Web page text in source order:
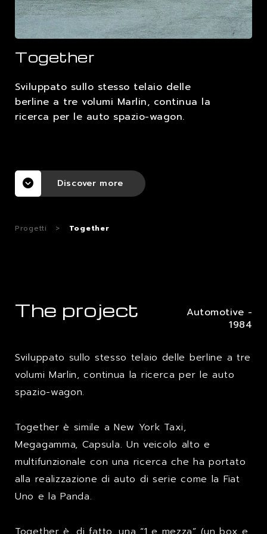
LAVORA CON NOI
CONTATTI
Together
Sviluppato sullo stesso telaio delle
berline a tre volumi Marlin, continua la
ricerca per le auto spazio-wagon.
Discover more
Progetti > Together
The project
Automotive -
1984
Sviluppato sullo stesso telaio delle berline a tre
volumi Marlin, continua la ricerca per le auto
spazio-wagon.
Together è simile a New York Taxi,
Megagamma, Capsula. Un veicolo alto e
multifunzionale con una ricerca che ha portato
alla realizzazione di auto di serie come la Fiat
Uno e la Panda.